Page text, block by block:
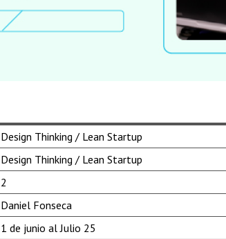
Design Thinking / Lean Startup
Design Thinking / Lean Startup
2
Daniel Fonseca
1 de junio al Julio 25